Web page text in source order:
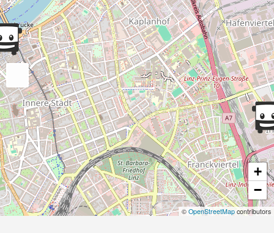
+
−
© OpenStreetMapcontributors